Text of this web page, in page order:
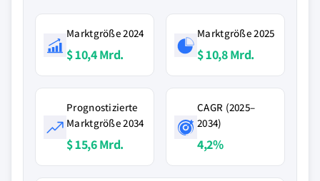
Marktgröße 2024
$ 10,4 Mrd.
Marktgröße 2025
$ 10,8 Mrd.
Prognostizierte
Marktgröße 2034
$ 15,6 Mrd.
CAGR (2025–
2034)
4,2%